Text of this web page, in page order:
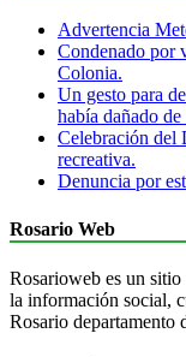
Advertencia
Condenado por
Colonia.
Un gesto para
había dañado
Celebración del
recreativa.
Denuncia por
Rosario Web
Rosarioweb es un
la información social,
Rosario departamento